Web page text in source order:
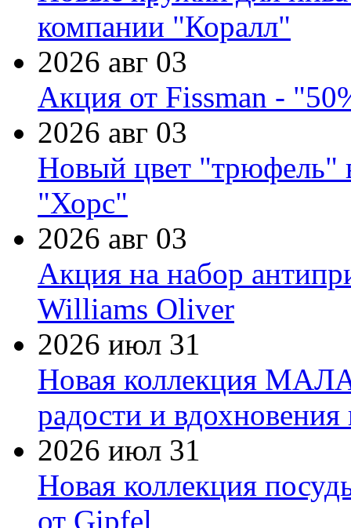
компании "Коралл"
2026 авг 03
Акция от Fissman -
2026 авг 03
Новый цвет "трюфель"
"Хорс"
2026 авг 03
Акция на набор
Williams Oliver
2026 июл 31
Новая коллекция
радости и
2026 июл 31
Новая коллекция
от Gipfel